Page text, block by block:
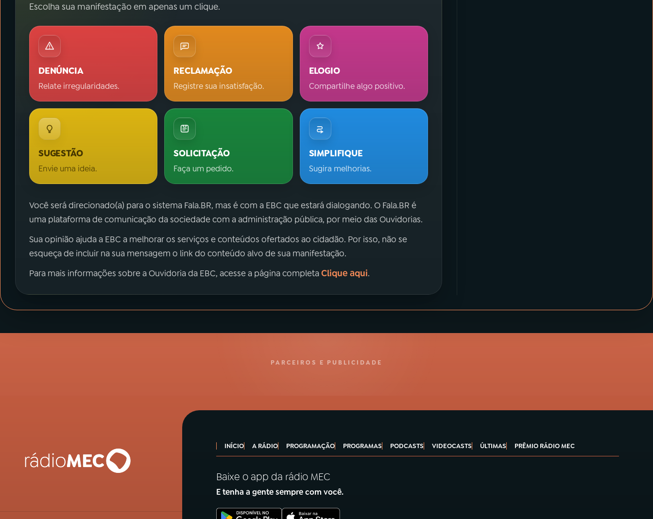
Escolha sua manifestação em apenas um clique.
DENÚNCIA
Relate irregularidades.
RECLAMAÇÃO
Registre sua insatisfação.
ELOGIO
Compartilhe algo positivo.
SUGESTÃO
Envie uma ideia.
SOLICITAÇÃO
Faça um pedido.
SIMPLIFIQUE
Sugira melhorias.
Você será direcionado(a) para o sistema Fala.BR, mas é com a EBC que estará dialogando. O Fala.BR é
uma plataforma de comunicação da sociedade com a administração pública, por meio das Ouvidorias.
Sua opinião ajuda a EBC a melhorar os serviços e conteúdos ofertados ao cidadão. Por isso, não se
esqueça de incluir na sua mensagem o link do conteúdo alvo de sua manifestação.
Para mais informações sobre a Ouvidoria da EBC, acesse a página completaClique aqui.
PARCEIROS E PUBLICIDADE
INÍCIO A RÁDIO PROGRAMAÇÃO PROGRAMAS PODCASTS VIDEOCASTS ÚLTIMAS PRÊMIO RÁDIO MEC
Baixe o app da rádio MEC
E tenha a gente sempre com você.